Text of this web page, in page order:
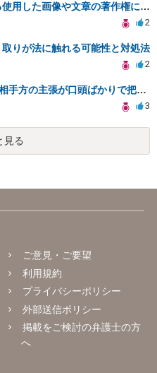
ホームページ制作における使用した画像や文章の著作権について
2
りが法に触れる可能性と対処法
2
Xの開示請求の双方審で、相手方の主張が口頭ばかりで把握しきれません
3
見る
ご意見・ご要望
利用規約
プライバシーポリシー
外部送信ポリシー
掲載をご検討の弁護士の方
へ